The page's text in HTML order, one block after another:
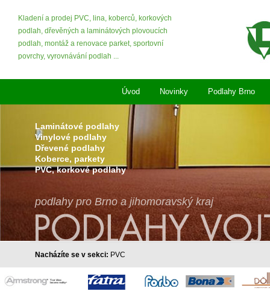
Kladení a prodej PVC, lina, koberců, korkových
podlah, dřevěných a laminátových plovoucích
podlah, montáž a renovace parket, sportovní
povrchy, vyrovnávání podlah ...
Laminátové podlahy
Vinylové podlahy
Dřevené podlahy
Koberce, parkety
PVC, korkové podlahy
podlahy pro Brno a jihomoravský kraj
Úvod Novinky Podlahy Brno
Nacházíte se v sekci: PVC